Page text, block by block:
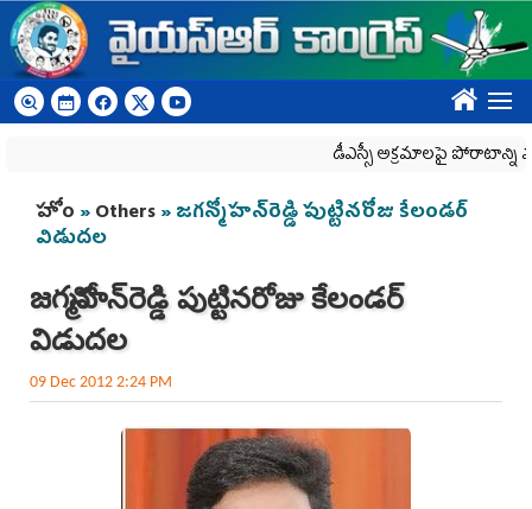
Skip to main content
????
డీఎస్సీ అక్రమాలపై పోరాటాన్ని
You are here
హోం »Others» జగ‌న్మోహన్‌రెడ్డి పుట్టినరోజు కేలండర్
విడుదల
జగ‌న్మోహన్‌రెడ్డి పుట్టినరోజు కేలండర్
విడుదల
09 Dec 2012 2:24 PM